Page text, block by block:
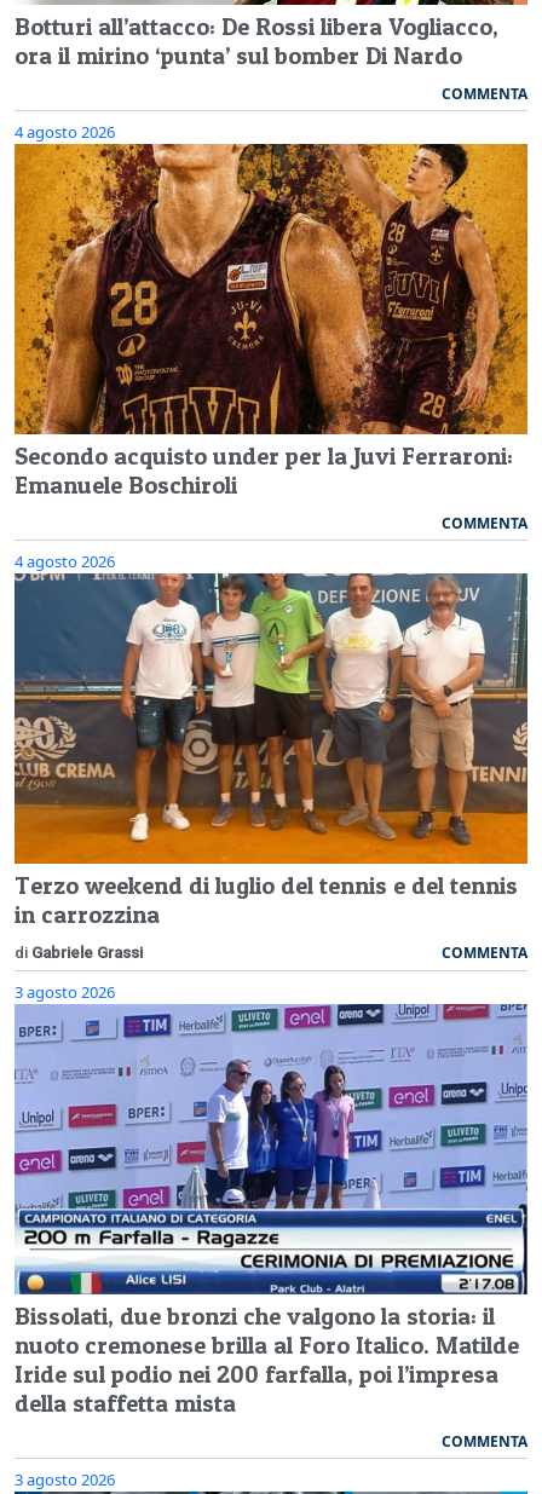
Botturi all’attacco: De Rossi libera Vogliacco,
ora il mirino ‘punta’ sul bomber Di Nardo
COMMENTA
4 agosto 2026
Secondo acquisto under per la Juvi Ferraroni:
Emanuele Boschiroli
COMMENTA
4 agosto 2026
Terzo weekend di luglio del tennis e del tennis
in carrozzina
di Gabriele Grassi COMMENTA
3 agosto 2026
Bissolati, due bronzi che valgono la storia: il
nuoto cremonese brilla al Foro Italico. Matilde
Iride sul podio nei 200 farfalla, poi l’impresa
della staffetta mista
COMMENTA
3 agosto 2026